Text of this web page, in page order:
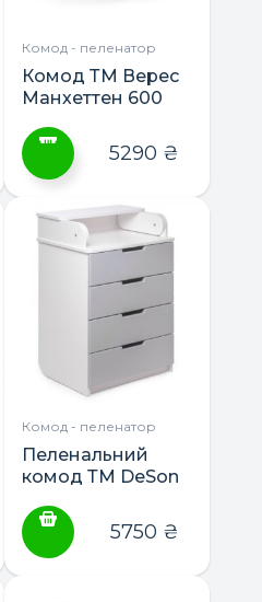
сторінці
товару
Комод - пеленатор
Комод ТМ Верес
Манхеттен 600
товар
має
Параметри
вибрати
сторінці
товару
5290 ₴
Комод - пеленатор
Пеленальний
комод ТМ DeSon
60” (600), МДФ
фасад
5750 ₴